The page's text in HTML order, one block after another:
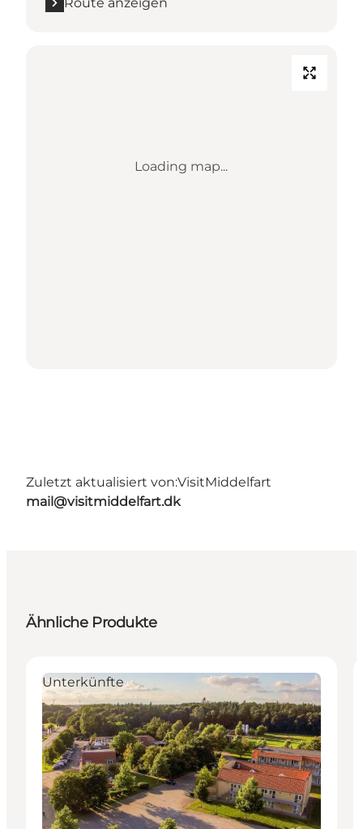
Loading map...
Zuletzt aktualisiert von:VisitMiddelfart
mail@visitmiddelfart.dk
Ähnliche Produkte
Unterkünfte